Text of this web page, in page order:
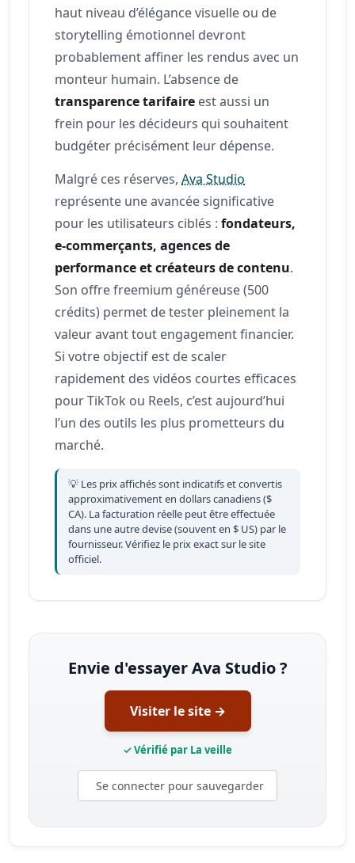
haut niveau d’élégance visuelle ou de
storytelling émotionnel devront
probablement affiner les rendus avec un
monteur humain. L’absence de
transparence tarifaire est aussi un
frein pour les décideurs qui souhaitent
budgéter précisément leur dépense.
Malgré ces réserves,Ava Studio
représente une avancée significative
pour les utilisateurs ciblés :fondateurs,
e-commerçants, agences de
performance et créateurs de contenu.
Son offre freemium généreuse (500
crédits) permet de tester pleinement la
valeur avant tout engagement financier.
Si votre objectif est de scaler
rapidement des vidéos courtes efficaces
pour TikTok ou Reels, c’est aujourd’hui
l’un des outils les plus prometteurs du
marché.
💡 Les prix affichés sont indicatifs et convertis
approximativement en dollars canadiens ($
CA). La facturation réelle peut être effectuée
dans une autre devise (souvent en $ US) par le
fournisseur. Vérifiez le prix exact sur le site
officiel.
Envie d'essayer Ava Studio ?
Visiter le site →
✓ Vérifié par La veille
Se connecter pour sauvegarder